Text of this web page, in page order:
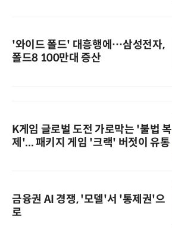
'와이드 폴드' 대흥행에…삼성전자,
폴드8 100만대 증산
K게임 글로벌 도전 가로막는 '불법 복
제'... 패키지 게임 '크랙' 버젓이 유통
금융권 AI 경쟁, '모델'서 '통제권'으
로